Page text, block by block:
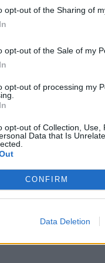
opt-out of the Sharing of
opt-out of the Sale of my
opt-out of processing my
opt-out of Collection,
Data that Is
CONFIRM
Data Deletion
joten on
saattaakin nyt
uutistoimisto
lisäsi, ettei olisi